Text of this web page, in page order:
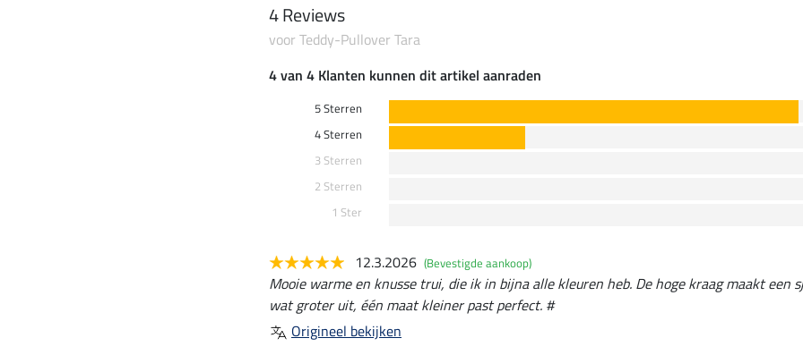
4 Reviews
voor Teddy-Pullover Tara
4 van 4 Klanten kunnen dit artikel aanraden
5 Sterren
4 Sterren
3 Sterren
2 Sterren
1 Ster
12.3.2026 (Bevestigde aankoop)
Mooie warme en knusse trui, die ik in bijna alle kleuren heb. De hoge kraag maakt een
wat groter uit, één maat kleiner past perfect. #
Origineel bekijken